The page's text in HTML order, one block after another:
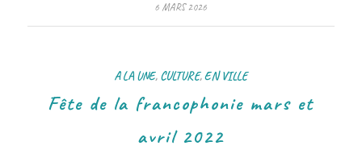
6 MARS 2026
A LA UNE, CULTURE,EN VILLE
Fête de la francophonie mars et
avril 2022